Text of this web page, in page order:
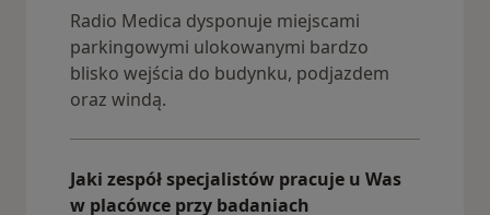
Radio Medica dysponuje miejscami
parkingowymi ulokowanymi bardzo
blisko wejścia do budynku, podjazdem
oraz windą.
Jaki zespół specjalistów pracuje u Was
w placówce przy badaniach